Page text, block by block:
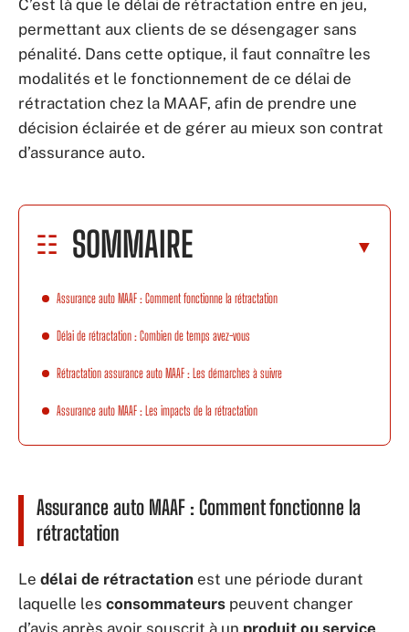
C’est là que le délai de rétractation entre en jeu,
permettant aux clients de se désengager sans
pénalité. Dans cette optique, il faut connaître les
modalités et le fonctionnement de ce délai de
rétractation chez la MAAF, afin de prendre une
décision éclairée et de gérer au mieux son contrat
d’assurance auto.
SOMMAIRE
Assurance auto MAAF : Comment fonctionne la rétractation
Délai de rétractation : Combien de temps avez-vous
Rétractation assurance auto MAAF : Les démarches à suivre
Assurance auto MAAF : Les impacts de la rétractation
Assurance auto MAAF : Comment fonctionne la
rétractation
Le délai de rétractation est une période durant
laquelle les consommateurs peuvent changer
d’avis après avoir souscrit à un produit ou service.